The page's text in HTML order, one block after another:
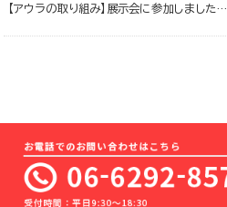
【アウラの取り組み】展示会に参加しました…